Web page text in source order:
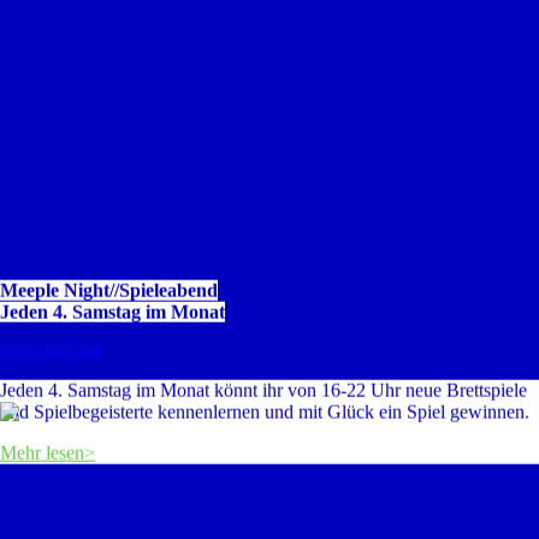
Meeple Night//Spieleabend
Jeden 4. Samstag im Monat
©Miu-Wah Lok
Jeden 4. Samstag im Monat könnt ihr von 16-22 Uhr neue Brettspiele
und Spielbegeisterte kennenlernen und mit Glück ein Spiel gewinnen.
Mehr lesen>